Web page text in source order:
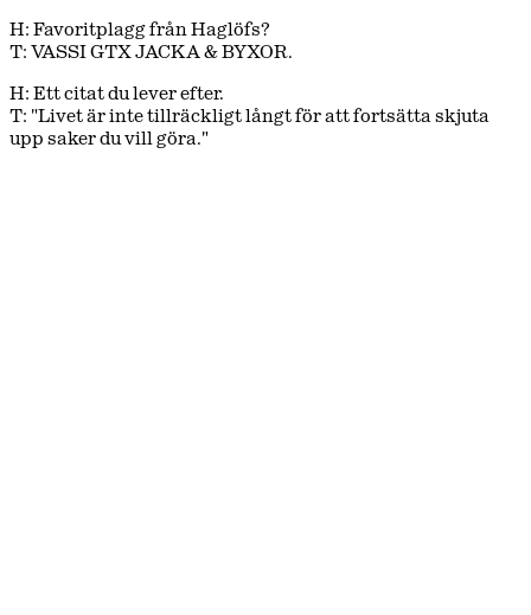
H: Favoritplagg från Haglöfs?
T: VASSI GTX JACKA & BYXOR.
H: Ett citat du lever efter.
T: "Livet är inte tillräckligt långt för att fortsätta skjuta
upp saker du vill göra."